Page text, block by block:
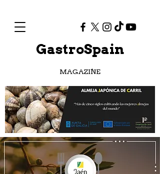
GastroSpain
MAGAZINE